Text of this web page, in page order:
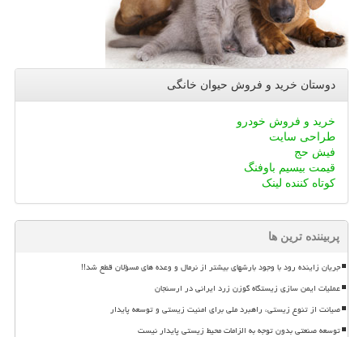
دوستان خرید و فروش حیوان خانگی
خرید و فروش خودرو
طراحی سایت
فیش حج
قیمت بیسیم باوفنگ
کوتاه کننده لینک
پربیننده ترین ها
جریان زاینده رود با وجود بارشهای بیشتر از نرمال و وعده های مسؤلان قطع شد!!
عملیات ایمن سازی زیستگاه گوزن زرد ایرانی در ارسنجان
صیانت از تنوع زیستی، راهبرد ملی برای امنیت زیستی و توسعه پایدار
توسعه صنعتی بدون توجه به الزامات محیط زیستی پایدار نیست